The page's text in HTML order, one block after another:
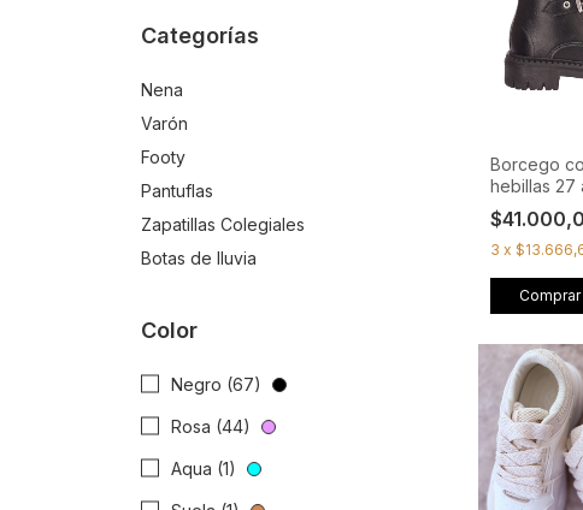
Categorías
Nena
Varón
Footy
Pantuflas
Zapatillas Colegiales
Botas de lluvia
Color
Negro (67)
Rosa (44)
Aqua (1)
Borcego
hebillas 27
3 x
Comprar